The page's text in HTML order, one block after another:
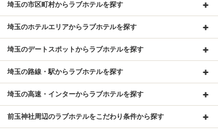
埼玉の市区町村からラブホテルを探す
埼玉のホテルエリアからラブホテルを探す
埼玉のデートスポットからラブホテルを探す
埼玉の路線・駅からラブホテルを探す
埼玉の高速・インターからラブホテルを探す
前玉神社周辺のラブホテルをこだわり条件から探す